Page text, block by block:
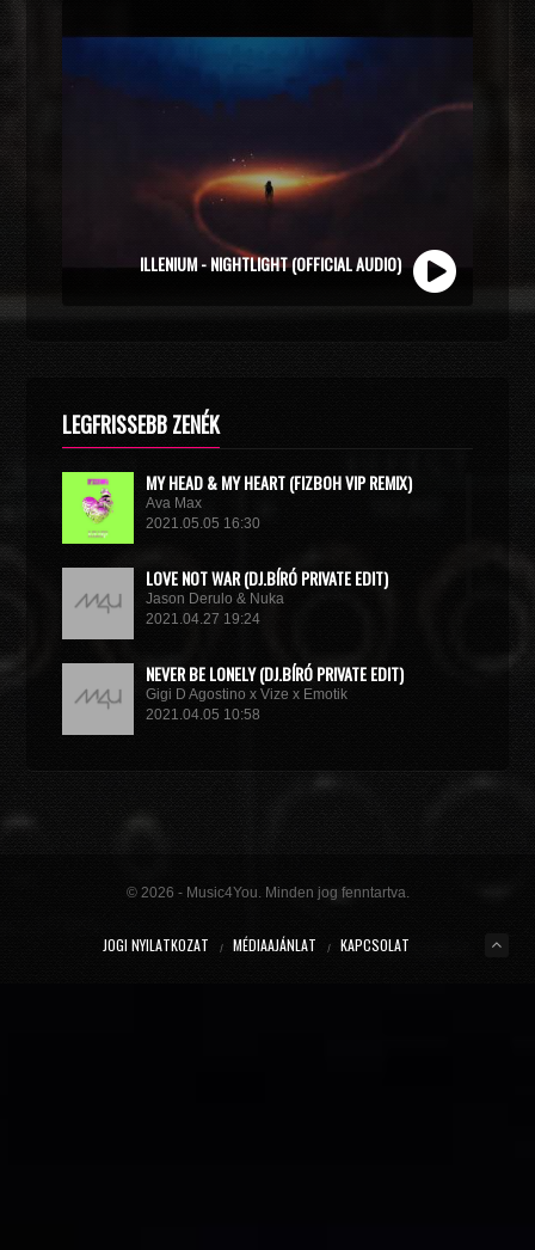
ZOLI VEKONY X CALIDORA - MINDIG NYÁR (OFFICIAL
MUSIC VIDEO)
LEGFRISSEBB ZENÉK
MY HEAD & MY HEART (FIZBOH VIP REMIX)
Ava Max
2021.05.05 16:30
LOVE NOT WAR (DJ.BÍRÓ PRIVATE EDIT)
Jason Derulo & Nuka
2021.04.27 19:24
NEVER BE LONELY (DJ.BÍRÓ PRIVATE EDIT)
Gigi D Agostino x Vize x Emotik
2021.04.05 10:58
GET IN TROUBLE (SO WHAT) (DJ.BÍRÓ PRIVATE EDIT)
Dimitri Vegas & Like Mike x Vini Vici
Willcox
KUNG FU (EXTENDED MIX)
© 2026 - Music4You. Minden jog fenntartva.
JOGI NYILATKOZAT MÉDIAAJÁNLAT KAPCSOLAT